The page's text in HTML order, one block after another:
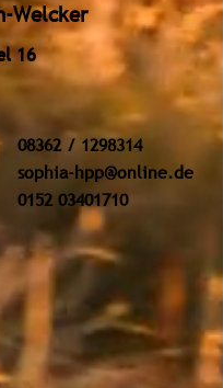
Welcker
16
08362 / 1298314
sophia-hpp@online.de
0152 03401710